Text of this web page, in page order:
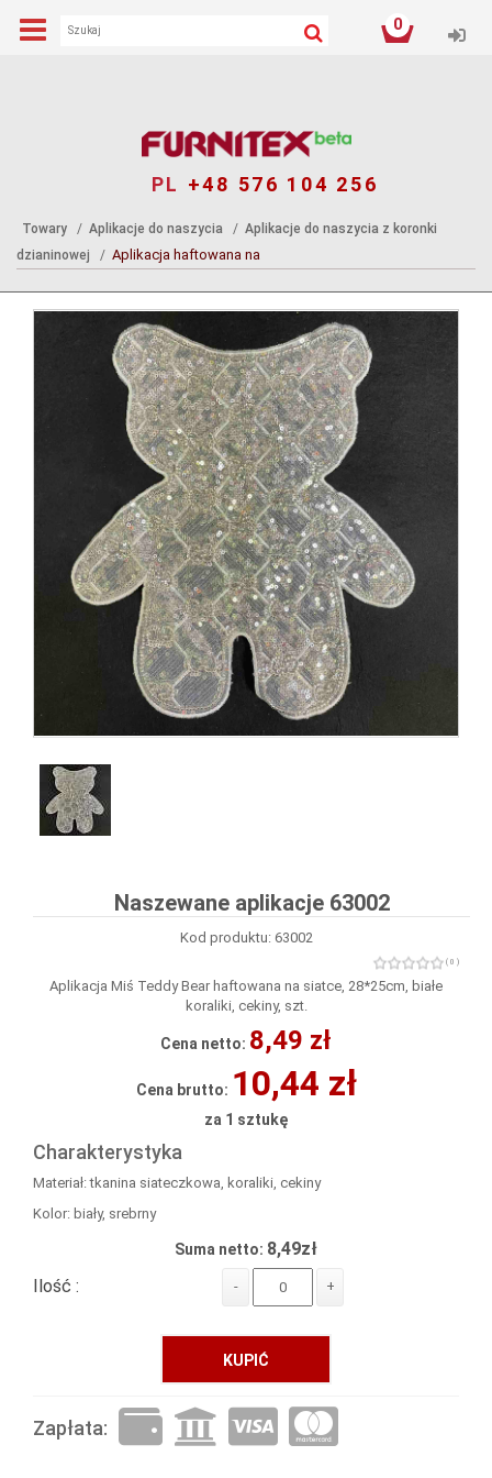
0
PL +48 576 104 256
Towary Aplikacje do naszycia
Aplikacje do naszycia z koronki
dzianinowej
Aplikacja haftowana na
Naszewane aplikacje 63002
Kod produktu: 63002
( 0 )
Aplikacja Miś Teddy Bear haftowana na siatce, 28*25cm, białe
koraliki, cekiny, szt.
Cena netto: 8,49 zł
Cena brutto: 10,44 zł
za 1 sztukę
Charakterystyka
Materiał: tkanina siateczkowa, koraliki, cekiny
Kolor: biały, srebrny
Suma netto: 8,49zł
Ilość :
- +
KUPIĆ
Zapłata: